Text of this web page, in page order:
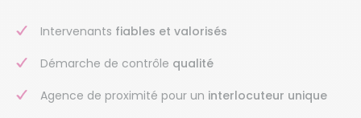
Intervenants fiables et valorisés
Démarche de contrôle qualité
Agence de proximité pour un interlocuteur unique